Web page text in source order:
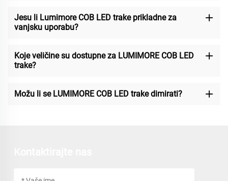
Jesu li Lumimore COB LED trake prikladne za
vanjsku uporabu?
Koje veličine su dostupne za LUMIMORE COB LED
trake?
Možu li se LUMIMORE COB LED trake dimirati?